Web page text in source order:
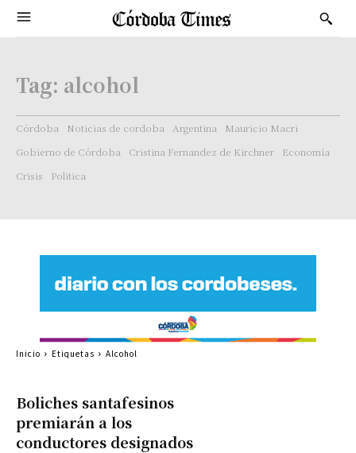
Tag: alcohol
Córdoba Noticias de cordoba Argentina
Mauricio Macri
Gobierno de Córdoba
Cristina Fernandez de Kirchner
Economía
Crisis
Politica
Boliches santafesinos
premiarán a los
conductores designados
Inicio Etiquetas Alcohol